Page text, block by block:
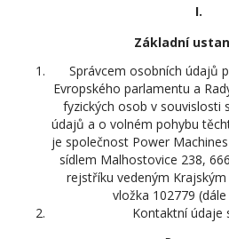
I.
Základní
Správcem osobních údajů
Evropského parlamentu a
fyzických osob v souvislosti
údajů a o volném pohybu
je společnost Power
sídlem Malhostovice 238,
rejstříku vedeným
vložka 102779 (dále
Kontaktní údaje